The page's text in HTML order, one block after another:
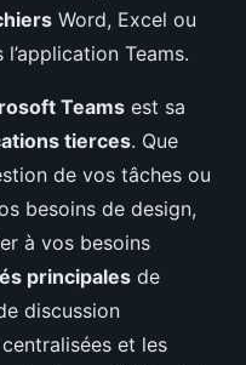
Word, Excel ou
Teams.
Teams est sa
tierces. Que
de vos tâches ou
besoins de design,
à vos besoins
principales de
discussion
et les